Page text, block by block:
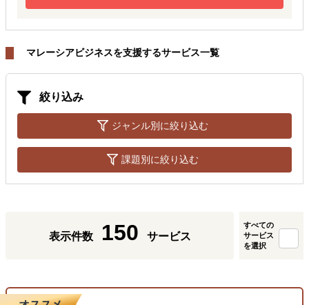
マレーシアビジネスを支援するサービス一覧
絞り込み
ジャンル別に絞り込む
課題別に絞り込む
表示件数 150 サービス
すべての
サービス
を選択